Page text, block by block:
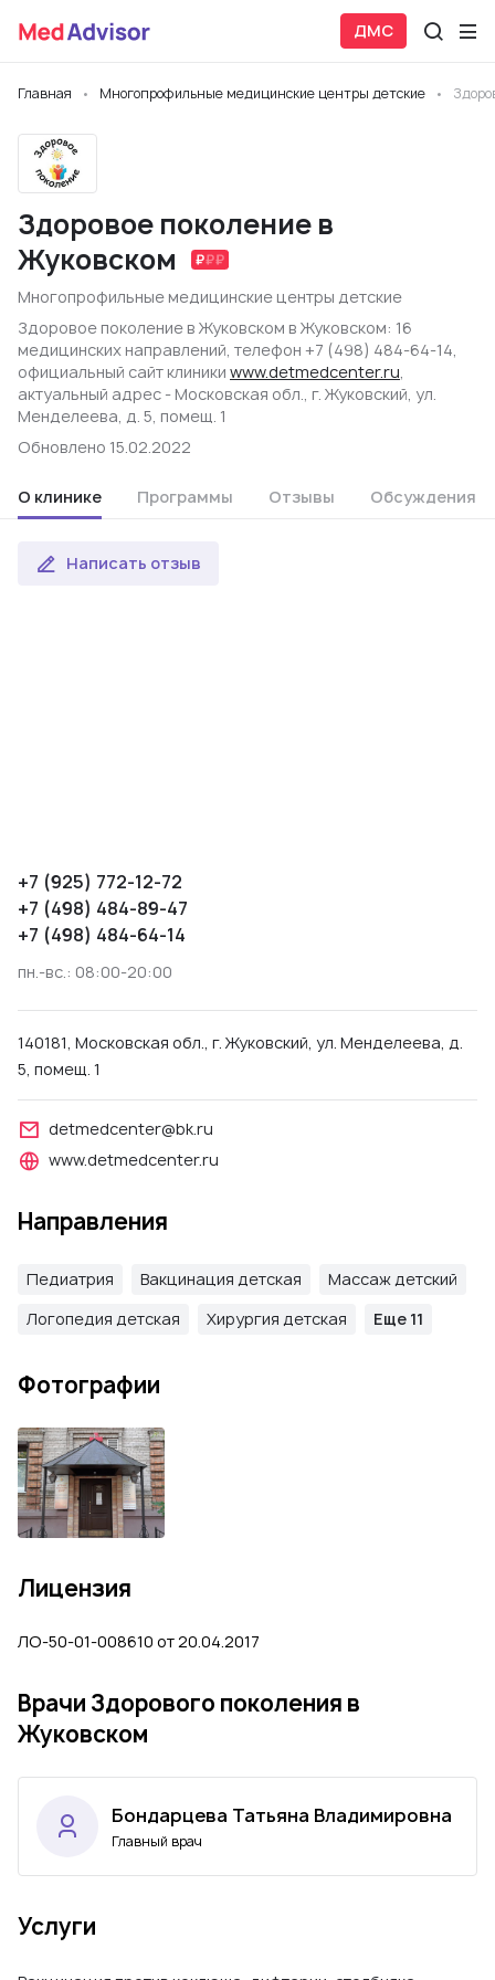
ДМС
Главная Многопрофильные медицинские центры детские
Здоровое поколение в
Жуковском
Многопрофильные медицинские центры детские
Здоровое поколение в Жуковском в Жуковском: 16
медицинских направлений, телефон +7 (498) 484-64-14,
официальный сайт клиники www.detmedcenter.ru,
актуальный адрес - Московская обл., г. Жуковский, ул.
Менделеева, д. 5, помещ. 1
Обновлено 15.02.2022
О клинике Программы Отзывы Обсуждения
Написать отзыв
+7 (925) 772-12-72
+7 (498) 484-89-47
+7 (498) 484-64-14
пн.-вс.: 08:00-20:00
140181, Московская обл., г. Жуковский, ул. Менделеева, д.
5, помещ. 1
detmedcenter@bk.ru
www.detmedcenter.ru
Направления
Педиатрия Вакцинация детская
Массаж детский
Логопедия детская
Хирургия детская Еще 11
Фотографии
Лицензия
ЛО-50-01-008610 от 20.04.2017
Врачи Здорового поколения в
Жуковском
Бондарцева Татьяна Владимировна
Главный врач
Услуги